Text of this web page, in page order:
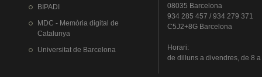
BIPADI
MDC - Memòria digital de
Catalunya
Universitat de Barcelona
08035 Barcelona
934 285 457 / 934 279 371
C5J2+8G Barcelona
Horari:
de dillunsa divendres, de 8